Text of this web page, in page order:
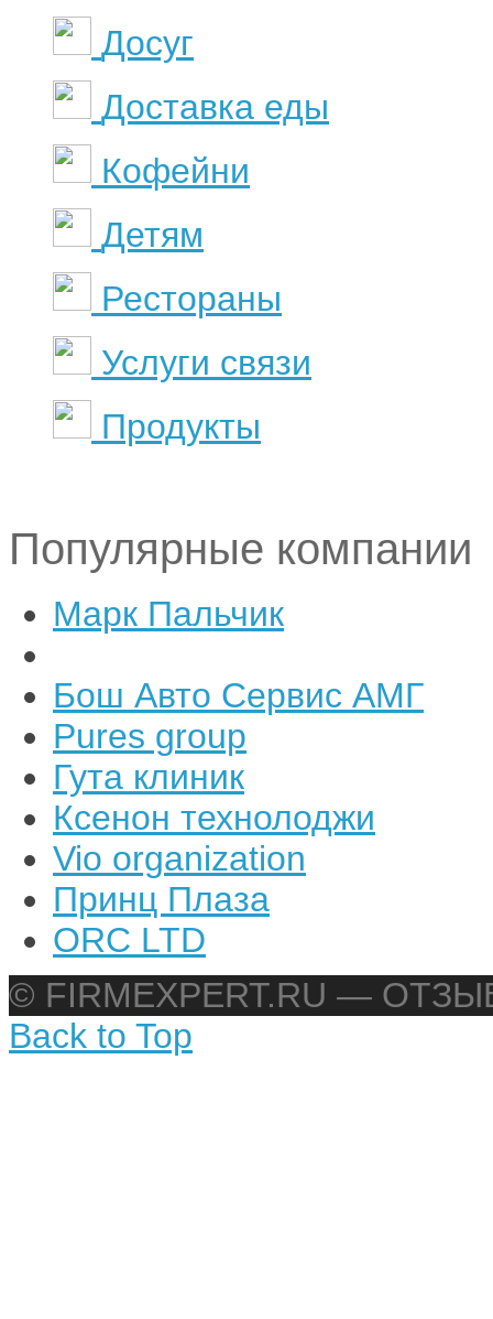
Досуг
Доставка еды
Кофейни
Детям
Рестораны
Услуги связи
Продукты
Популярные компании
Марк Пальчик
Бош Авто Сервис АМГ
Pures group
Гута клиник
Ксенон технолоджи
Vio organization
Принц Плаза
ORC LTD
© FIRMEXPERT.RU —
Back to Top